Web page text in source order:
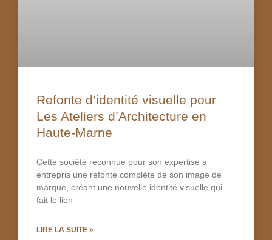
Refonte d’identité visuelle pour
Les Ateliers d’Architecture en
Haute-Marne
Cette société reconnue pour son expertise a
entrepris une refonte complète de son image de
marque, créant une nouvelle identité visuelle qui
fait le lien
LIRE LA SUITE »